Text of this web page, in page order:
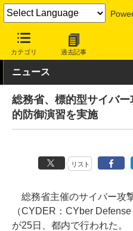
カテゴリ 過去記事
INTERNET Watch トピック
ニュース
総務省、標的型サイバ
的防御演習を実施
リスト
総務省主催のサイバー攻
（CYDER：CYber
が25日、都内で行われた。